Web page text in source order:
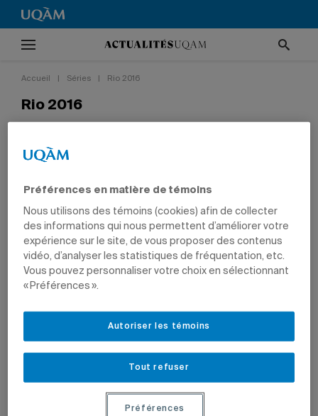
Accueil Séries Rio 2016
Rio 2016
Jeux paralympiques auront lieu du 7 au 18
9 août 2016
Le judoka Antoine Bouchard échappe
de peu la troisième place dans la
Benoit Huot, l’un des plus grands
médaillés de l’histoire du Canada,
enthousiasme.
Préférences en matière de témoins
Nous utilisons des témoins (cookies) afin de collecter
des informations qui nous permettent d’améliorer votre
expérience sur le site, de vous proposer des contenus
vidéo, d’analyser les statistiques de fréquentation, etc.
Vous pouvez personnaliser votre choix en sélectionnant
« Préférences ».
Tout refuser
Autoriser les témoins
Préférences